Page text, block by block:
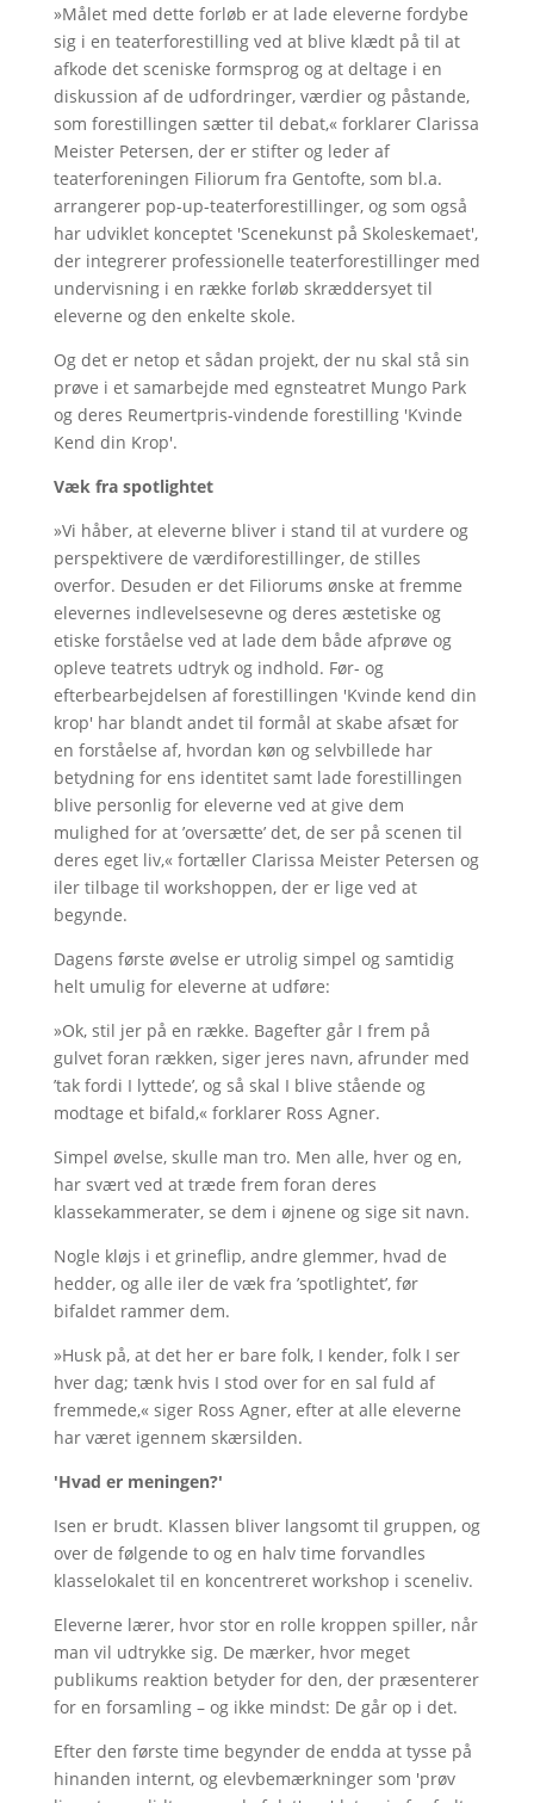
»Målet med dette forløb er at lade eleverne fordybe
sig i en teaterforestilling ved at blive klædt på til at
afkode det sceniske formsprog og at deltage i en
diskussion af de udfordringer, værdier og påstande,
som forestillingen sætter til debat,« forklarer Clarissa
Meister Petersen, der er stifter og leder af
teaterforeningen Filiorum fra Gentofte, som bl.a.
arrangerer pop-up-teaterforestillinger, og som også
har udviklet konceptet 'Scenekunst på Skoleskemaet',
der integrerer professionelle teaterforestillinger med
undervisning i en række forløb skræddersyet til
eleverne og den enkelte skole.
Og det er netop et sådan projekt, der nu skal stå sin
prøve i et samarbejde med egnsteatret Mungo Park
og deres Reumertpris-vindende forestilling 'Kvinde
Kend din Krop'.
Væk fra spotlightet
»Vi håber, at eleverne bliver i stand til at vurdere og
perspektivere de værdiforestillinger, de stilles
overfor. Desuden er det Filiorums ønske at fremme
elevernes indlevelsesevne og deres æstetiske og
etiske forståelse ved at lade dem både afprøve og
opleve teatrets udtryk og indhold. Før- og
efterbearbejdelsen af forestillingen 'Kvinde kend din
krop' har blandt andet til formål at skabe afsæt for
en forståelse af, hvordan køn og selvbillede har
betydning for ens identitet samt lade forestillingen
blive personlig for eleverne ved at give dem
mulighed for at ’oversætte’ det, de ser på scenen til
deres eget liv,« fortæller Clarissa Meister Petersen og
iler tilbage til workshoppen, der er lige ved at
begynde.
Dagens første øvelse er utrolig simpel og samtidig
helt umulig for eleverne at udføre:
»Ok, stil jer på en række. Bagefter går I frem på
gulvet foran rækken, siger jeres navn, afrunder med
’tak fordi I lyttede’, og så skal I blive stående og
modtage et bifald,« forklarer Ross Agner.
Simpel øvelse, skulle man tro. Men alle, hver og en,
har svært ved at træde frem foran deres
klassekammerater, se dem i øjnene og sige sit navn.
Nogle kløjs i et grineflip, andre glemmer, hvad de
hedder, og alle iler de væk fra ’spotlightet’, før
bifaldet rammer dem.
»Husk på, at det her er bare folk, I kender, folk I ser
hver dag; tænk hvis I stod over for en sal fuld af
fremmede,« siger Ross Agner, efter at alle eleverne
har været igennem skærsilden.
'Hvad er meningen?'
Isen er brudt. Klassen bliver langsomt til gruppen, og
over de følgende to og en halv time forvandles
klasselokalet til en koncentreret workshop i sceneliv.
Eleverne lærer, hvor stor en rolle kroppen spiller, når
man vil udtrykke sig. De mærker, hvor meget
publikums reaktion betyder for den, der præsenterer
for en forsamling – og ikke mindst: De går op i det.
Efter den første time begynder de endda at tysse på
hinanden internt, og elevbemærkninger som 'prøv